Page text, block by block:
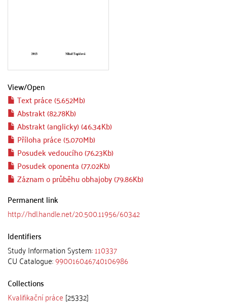
View/Open
Text práce (5.652Mb)
Abstrakt (82.78Kb)
Abstrakt (anglicky) (46.34Kb)
Příloha práce (5.070Mb)
Posudek vedoucího (76.23Kb)
Posudek oponenta (77.02Kb)
Záznam o průběhu obhajoby (79.86Kb)
Permanent link
http://hdl.handle.net/20.500.11956/60342
Identifiers
Study Information System:110337
CU Catalogue:990016046740106986
Collections
Kvalifikační práce [25332]